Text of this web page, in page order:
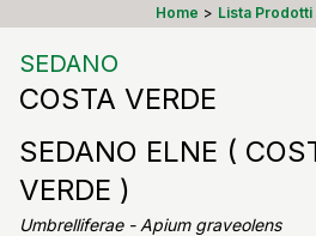
Home > Lista Prodotti
SEDANO
COSTA VERDE
SEDANO ELNE (
VERDE )
Umbrelliferae - Apium graveolens